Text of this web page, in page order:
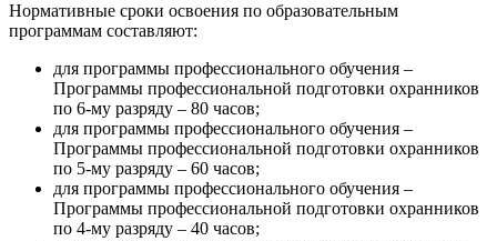
Нормативные сроки освоения по образовательным
программам составляют:
для программы профессионального обучения –
Программы профессиональной подготовки охранников
по 6-му разряду – 80 часов;
для программы профессионального обучения –
Программы профессиональной подготовки охранников
по 5-му разряду – 60 часов;
для программы профессионального обучения –
Программы профессиональной подготовки охранников
по 4-му разряду – 40 часов;